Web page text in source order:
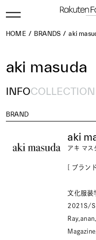
HOME BRANDS aki
aki masuda
INFOCOLLECTION
BRAND
aki
アキ マス
[ ブラ
文化服装
2021S/S